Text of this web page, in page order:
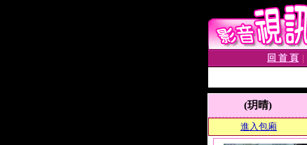
回 首 頁
(玥晴)
進入包廂